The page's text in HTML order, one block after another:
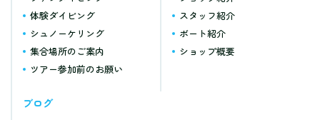
体験ダイビング
シュノーケリング
集合場所のご案内
ツアー参加前のお願い
スタッフ紹介
ボート紹介
ショップ概要
ブログ